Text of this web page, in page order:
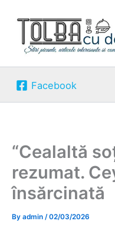
content
Facebook
“Cealaltă
rezumat.
însărcinată
By admin /02/03/2026